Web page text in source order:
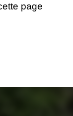
page